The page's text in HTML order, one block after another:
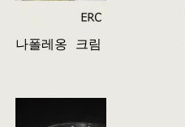
나폴레옹 크림